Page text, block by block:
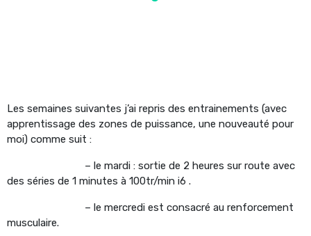
Les semaines suivantes j’ai repris des entrainements (avec
apprentissage des zones de puissance, une nouveauté pour
moi) comme suit :
– le mardi : sortie de 2 heures sur route avec
des séries de 1 minutes à 100tr/min i6 .
– le mercredi est consacré au renforcement
musculaire.